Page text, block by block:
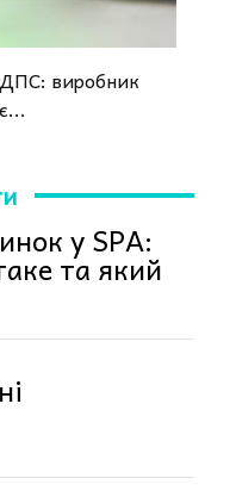
виробник
у SPA:
та який